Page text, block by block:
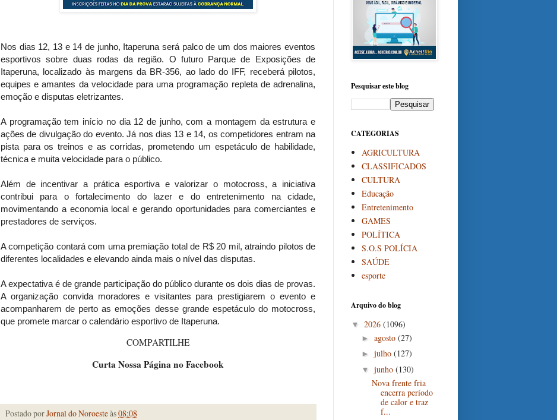
Nos dias 12, 13 e 14 de junho, Itaperuna será palco de um dos maiores eventos
esportivos sobre duas rodas da região. O futuro Parque de Exposições de
Itaperuna, localizado às margens da BR-356, ao lado do IFF, receberá pilotos,
equipes e amantes da velocidade para uma programação repleta de adrenalina,
emoção e disputas eletrizantes.
A programação tem início no dia 12 de junho, com a montagem da estrutura e
ações de divulgação do evento. Já nos dias 13 e 14, os competidores entram na
pista para os treinos e as corridas, prometendo um espetáculo de habilidade,
técnica e muita velocidade para o público.
Além de incentivar a prática esportiva e valorizar o motocross, a iniciativa
contribui para o fortalecimento do lazer e do entretenimento na cidade,
movimentando a economia local e gerando oportunidades para comerciantes e
prestadores de serviços.
A competição contará com uma premiação total de R$ 20 mil, atraindo pilotos de
diferentes localidades e elevando ainda mais o nível das disputas.
A expectativa é de grande participação do público durante os dois dias de provas.
A organização convida moradores e visitantes para prestigiarem o evento e
acompanharem de perto as emoções desse grande espetáculo do motocross,
que promete marcar o calendário esportivo de Itaperuna.
COMPARTILHE
Curta Nossa Página no Facebook
Postado porJornal do Noroesteàs08:08
Pesquisar este blog
CATEGORIAS
AGRICULTURA
CLASSIFICADOS
CULTURA
Educação
Entretenimento
GAMES
POLÍTICA
S.O.S POLÍCIA
SAÚDE
esporte
Arquivo do blog
▼ 2026 (1096)
► agosto (27)
► julho (127)
▼ junho (130)
Nova frente fria
encerra período
de calor e traz
f...